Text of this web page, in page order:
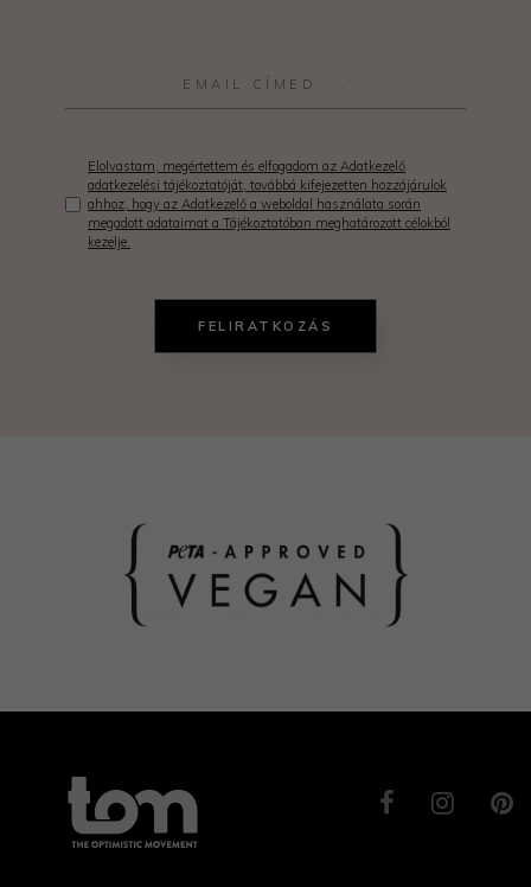
Elolvastam, megértettem és elfogadom az Adatkezelő
adatkezelési tájékoztatóját, továbbá kifejezetten hozzájárulok
ahhoz, hogy az Adatkezelő a weboldal használata során
megadott adataimat a Tájékoztatóban meghatározott célokból
kezelje.
FELIRATKOZÁS